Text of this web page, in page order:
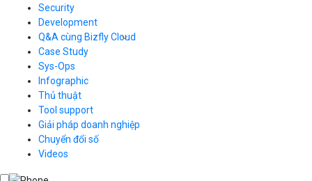
Load Balancer
Auto Scaling
Container Registry
Kubernetes
Cloud Database
Call Center
Business Email
Simple Storage
VOD
VPN
Traffic Manager
Cloud VPS
Security
Development
Q&A cùng Bizfly Cloud
Q&A về Bizfly Cloud Server
Thao tác kết nối tới server
Videos
Q&A về Bizfly Business Email
Videos
Case Study
Sys-Ops
Infographic
Thủ thuật
Tool support
Giải pháp doanh nghiệp
Chuyển đổi số
Videos